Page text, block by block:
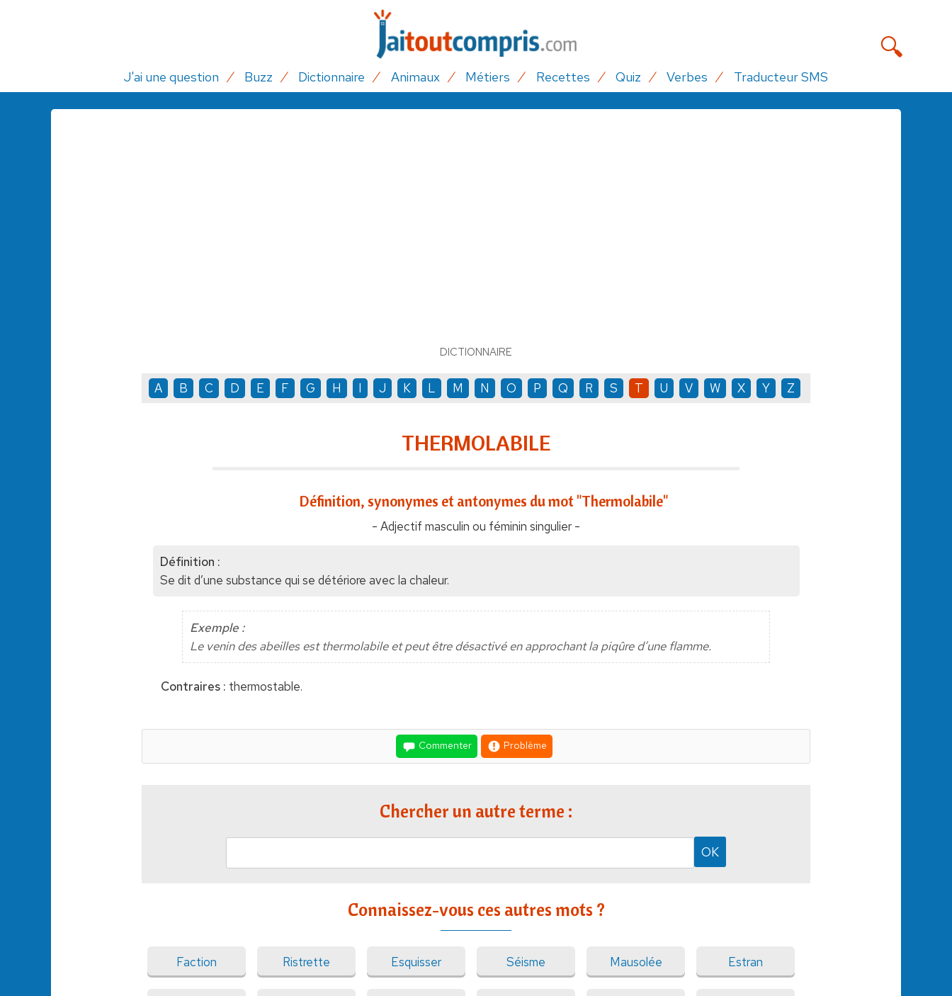
J'ai une question Buzz Dictionnaire Animaux Métiers Recettes Quiz Verbes Traducteur SMS
DICTIONNAIRE
A B C D E F G H I J K L M N O P Q R S T U V W X Y Z
THERMOLABILE
Définition, synonymes et antonymes du mot "Thermolabile"
- Adjectif masculin ou féminin singulier -
Définition :
Se dit d’une substance qui se détériore avec la chaleur.
Exemple :
Le venin des abeilles est thermolabile et peut être désactivé en approchant la piqûre d’une flamme.
Contraires : thermostable.
Commenter Problème
Chercher un autre terme :
Connaissez-vous ces autres mots ?
Faction Ristrette Esquisser Séisme Mausolée Estran